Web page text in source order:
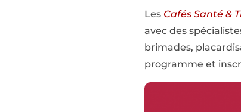
Les Cafés Santé &
avec des
brimades,
programme et